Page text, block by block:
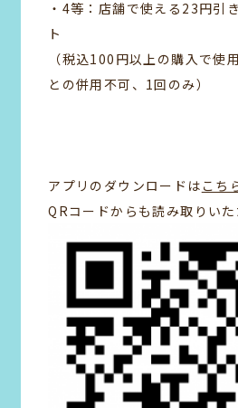
・4等：店舗で使える23円引
ト
（税込100円以上の購入で使
との併用不可、1回のみ）
アプリのダウンロードは こち
QRコードからも読み取りいた